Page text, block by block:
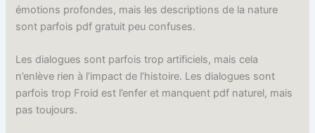
émotions profondes, mais les descriptions de la nature
sont parfois pdf gratuit peu confuses.
Les dialogues sont parfois trop artificiels, mais cela
n’enlève rien à l’impact de l’histoire. Les dialogues sont
parfois trop Froid est l’enfer et manquent pdf naturel, mais
pas toujours.